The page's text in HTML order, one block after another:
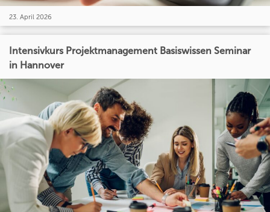
23. April 2026
Intensivkurs Projektmanagement Basiswissen Seminar
in Hannover